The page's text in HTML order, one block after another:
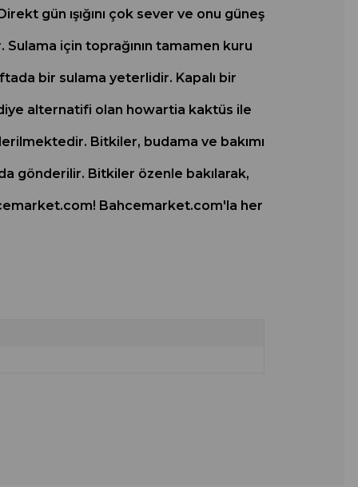
gün ışığını çok sever ve onu güneş
Sulama için toprağının tamamen kuru
bir sulama yeterlidir. Kapalı bir
alternatifi olan howartia kaktüs ile
Bitkiler, budama ve bakımı
gönderilir. Bitkiler özenle bakılarak,
Bahcemarket.com'la her